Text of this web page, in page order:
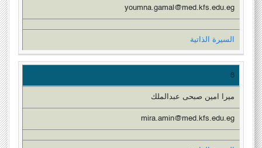
youmna.gamal@med.kfs.edu.eg
السيرة الذاتية
8
ميرا امين صبحى عبدالملك
mira.amin@med.kfs.edu.eg